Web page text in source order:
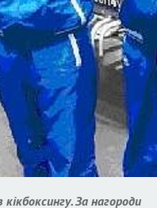
За нагороди